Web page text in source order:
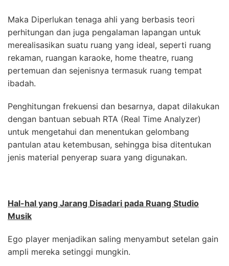
Maka Diperlukan tenaga ahli yang berbasis teori
perhitungan dan juga pengalaman lapangan untuk
merealisasikan suatu ruang yang ideal, seperti ruang
rekaman, ruangan karaoke, home theatre, ruang
pertemuan dan sejenisnya termasuk ruang tempat
ibadah.
Penghitungan frekuensi dan besarnya, dapat dilakukan
dengan bantuan sebuah RTA (Real Time Analyzer)
untuk mengetahui dan menentukan gelombang
pantulan atau ketembusan, sehingga bisa ditentukan
jenis material penyerap suara yang digunakan.
Hal-hal yang Jarang Disadari pada Ruang Studio
Musik
Ego player menjadikan saling menyambut setelan gain
ampli mereka setinggi mungkin.